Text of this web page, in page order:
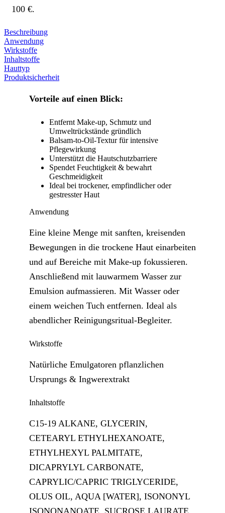
100 €.
Beschreibung
Anwendung
Wirkstoffe
Inhaltstoffe
Hauttyp
Produktsicherheit
Vorteile auf einen Blick:
Entfernt Make-up, Schmutz und
Umweltrückstände gründlich
Balsam-to-Oil-Textur für intensive
Pflegewirkung
Unterstützt die Hautschutzbarriere
Spendet Feuchtigkeit & bewahrt
Geschmeidigkeit
Ideal bei trockener, empfindlicher oder
gestresster Haut
Anwendung
Eine kleine Menge mit sanften, kreisenden
Bewegungen in die trockene Haut einarbeiten
und auf Bereiche mit Make-up fokussieren.
Anschließend mit lauwarmem Wasser zur
Emulsion aufmassieren. Mit Wasser oder
einem weichen Tuch entfernen. Ideal als
abendlicher Reinigungsritual-Begleiter.
Wirkstoffe
Natürliche Emulgatoren pflanzlichen
Ursprungs & Ingwerextrakt
Inhaltstoffe
C15-19 ALKANE, GLYCERIN,
CETEARYL ETHYLHEXANOATE,
ETHYLHEXYL PALMITATE,
DICAPRYLYL CARBONATE,
CAPRYLIC/CAPRIC TRIGLYCERIDE,
OLUS OIL, AQUA [WATER], ISONONYL
ISONONANOATE, SUCROSE LAURATE,